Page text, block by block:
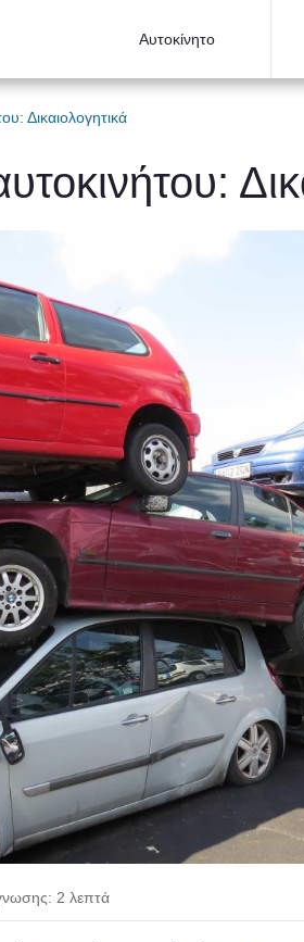
Αυτοκίνητο
Δικαιολογητικά
2 λεπτά